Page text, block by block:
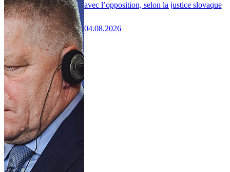
avec l’opposition, selon la justice slovaque
04.08.2026